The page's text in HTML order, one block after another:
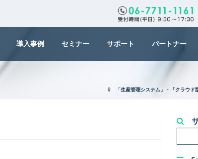
導入事例 セミナー サポート パートナー
「生産管理システム」・「クラウ
索...